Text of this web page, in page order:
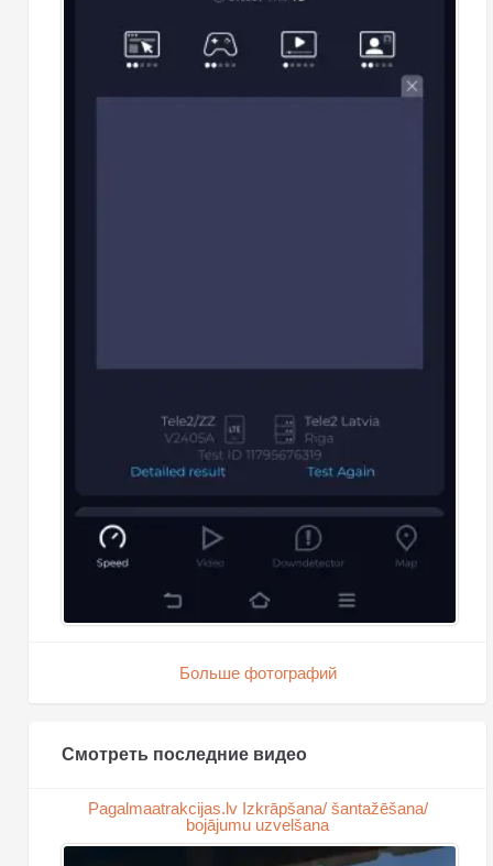
Больше фотографий
Смотреть последние видео
Pagalmaatrakcijas.lv Izkrāpšana/ šantažēšana/
bojājumu uzvelšana